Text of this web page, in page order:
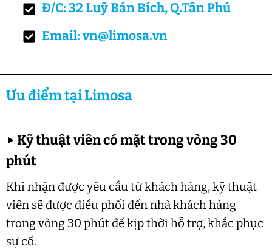
Đ/C: 32 Luỹ Bán Bích, Q.Tân Phú
Email: vn@limosa.vn
Ưu điểm tại Limosa
▶Kỹ thuật viên có mặt trong vòng 30
phút
Khi nhận được yêu cầu từ khách hàng, kỹ thuật
viên sẽ được điều phối đến nhà khách hàng
trong vòng 30 phút để kịp thời hỗ trợ, khắc phục
sự cố.